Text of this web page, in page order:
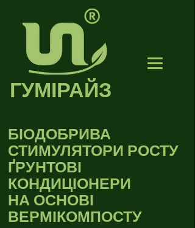
ГУМІРАЙЗ
БІОДОБРИВА
СТИМУЛЯТОРИ РОСТУ
ҐРУНТОВІ
КОНДИЦІОНЕРИ
НА ОСНОВІ
ВЕРМІКОМПОСТУ